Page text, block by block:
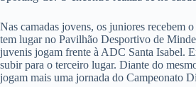
Nas camadas jovens, os juniores recebem
tem lugar no Pavilhão Desportivo de
juvenis jogam frente à ADC Santa Isabel.
subir para o terceiro lugar. Diante do
jogam mais uma jornada do Campeonato